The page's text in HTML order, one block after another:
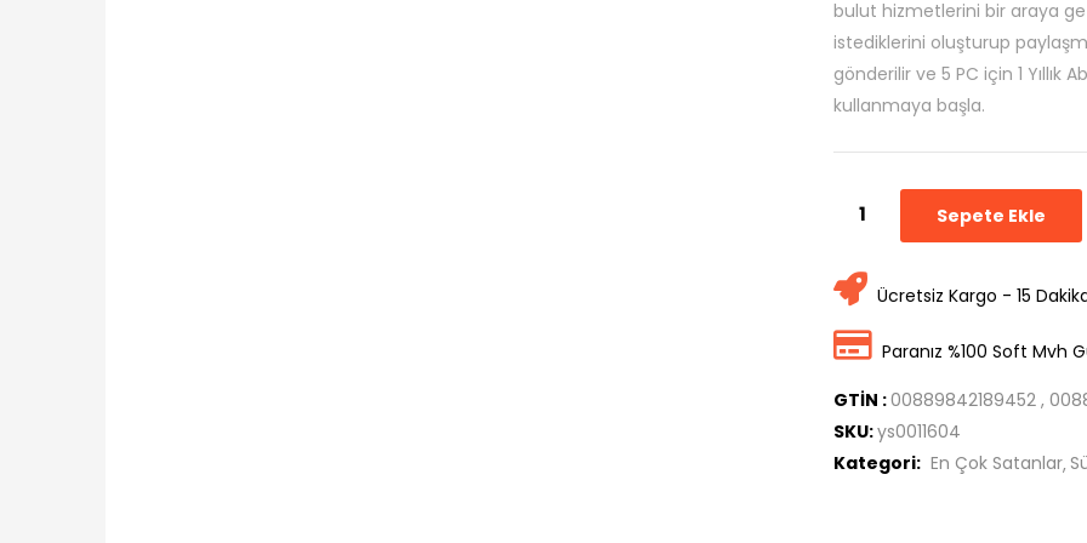
bulut hizmetlerini bir araya
istediklerini oluşturup
gönderilir ve 5 PC için 1 Yıllık
kullanmaya başla.
Sepete Ekle
Ücretsiz Kargo - 15
Paranız %100 Soft Mvh
GTİN :00889842189452 ,
SKU:ys0011604
Kategori: En Çok Satanlar